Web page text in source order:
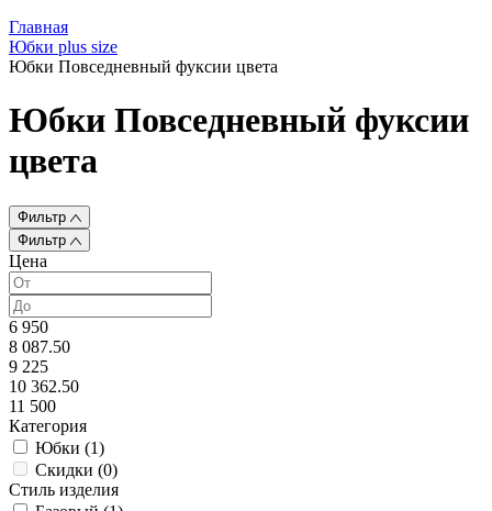
Главная
Юбки plus size
Юбки Повседневный фуксии цвета
Юбки Повседневный фуксии
цвета
Фильтр
Фильтр
Цена
6 950
8 087.50
9 225
10 362.50
11 500
Категория
Юбки (1)
Скидки (0)
Стиль изделия